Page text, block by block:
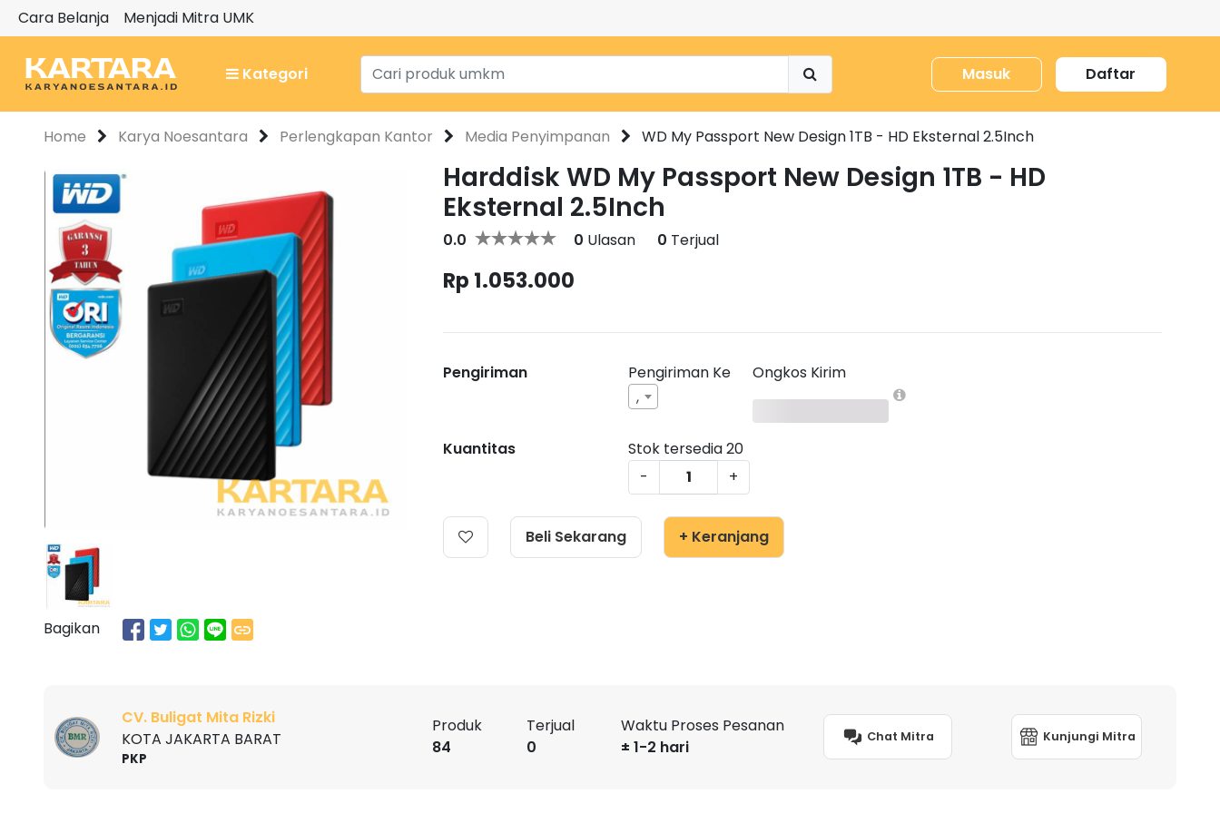
Cara Belanja Menjadi Mitra UMK
Kategori Masuk Daftar
Home Karya Noesantara Perlengkapan Kantor Media Penyimpanan WD My Passport New Design 1TB - HD Eksternal 2.5Inch
Bagikan
Harddisk WD My Passport New Design 1TB - HD
Eksternal 2.5Inch
0.0 0 Ulasan 0 Terjual
Rp 1.053.000
Pengiriman
Pengiriman Ke
,
Ongkos Kirim
Kuantitas Stok tersedia20
-
+
Beli Sekarang + Keranjang
CV. Buligat Mita Rizki
KOTA JAKARTA BARAT
PKP
Produk
84
Terjual
0
Waktu Proses Pesanan
± 1-2 hari
Chat Mitra Kunjungi Mitra